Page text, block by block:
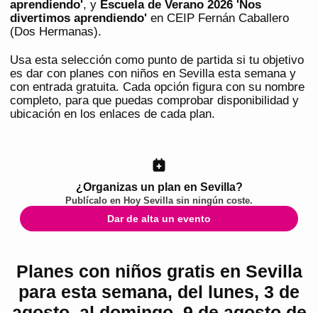
aprendiendo', y Escuela de Verano 2026 'Nos
divertimos aprendiendo' en CEIP Fernán Caballero
(Dos Hermanas).
Usa esta selección como punto de partida si tu objetivo
es dar con planes con niños en Sevilla esta semana y
con entrada gratuita. Cada opción figura con su nombre
completo, para que puedas comprobar disponibilidad y
ubicación en los enlaces de cada plan.
¿Organizas un plan en Sevilla?
Publícalo en Hoy Sevillasin ningún coste.
Dar de alta un evento
Planes con niños gratis en Sevilla
para esta semana, del lunes, 3 de